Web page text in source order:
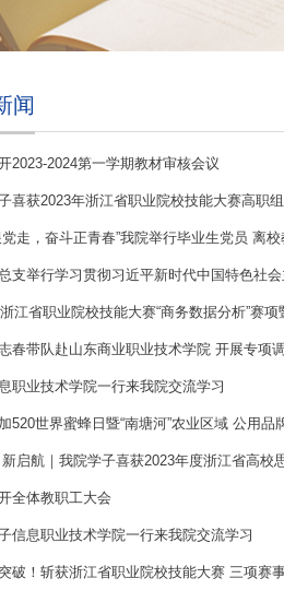
闻
2023-2024第一学期教材审核会议
喜获2023年浙江省职业院校技能大赛高职
党走，奋斗正青春”我院举行毕业生党员 离
支举行学习贯彻习近平新时代中国特色社
江省职业院校技能大赛“商务数据分析”赛
春带队赴山东商业职业技术学院 开展专项
职业技术学院一行来我院交流学习
520世界蜜蜂日暨“南塘河”农业区域 公用品
启航｜我院学子喜获2023年度浙江省高校
全体教职工大会
信息职业技术学院一行来我院交流学习
破！斩获浙江省职业院校技能大赛 三项赛